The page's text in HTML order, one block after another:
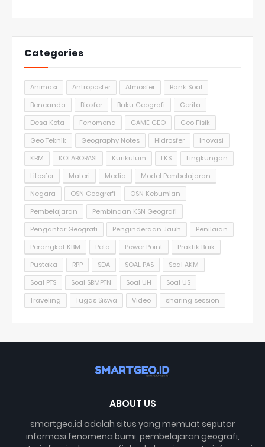
Categories
Animasi Antroposfer Atmosfer
Bank Soal
Bencanda
Biosfer Buku Geografi
Cerita
Desa Kota
Fenomena GAME GEO
Geo Fisik
Geo Teknik
Geography Notes Hidrosfer
Inovasi
KBM
KOLABORASI Kurikulum LKS
Lingkungan
Litosfer
Materi Media
Model Pembelajaran
Negara
OSN Geografi
OSN Kebumian
Pembelajaran
Pembinaan KSN Geografi
Pengantar Geografi
Penginderaan Jauh
Penilaian
Perangkat KBM
Peta Power Point
Praktik Baik
Pustaka
RPP SDA SOAL PAS
Soal AKM
Soal PTS
Soal SBMPTN Soal UH
Soal US
Traveling
Tugas Siswa Video sharing session
ABOUT US
smartgeo.id adalah situs yang memuat seputar
informasi fenomena bumi, pembelajaran geografi,